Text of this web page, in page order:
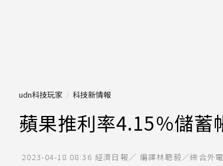
udn科技玩家 科技新情報
蘋果推利率4.15％儲
2023-04-18 08:36 經濟日報／ 編譯林聰毅／綜合外電